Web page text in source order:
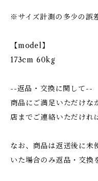
※サイズ計測の多少の誤
【model】
173cm 60kg
--返品・交換に関して--
商品にご満足いただけな
店までご連絡いただけれ
なお、商品は返送後に未
いた場合のみ返品・交換